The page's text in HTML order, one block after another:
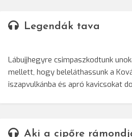
Legendák tava
Lábujjhegyre csimpaszkodtunk
mellett, hogy beleláthassunk a
iszapvulkánba és apró kavicsokat
Aki a cipőre